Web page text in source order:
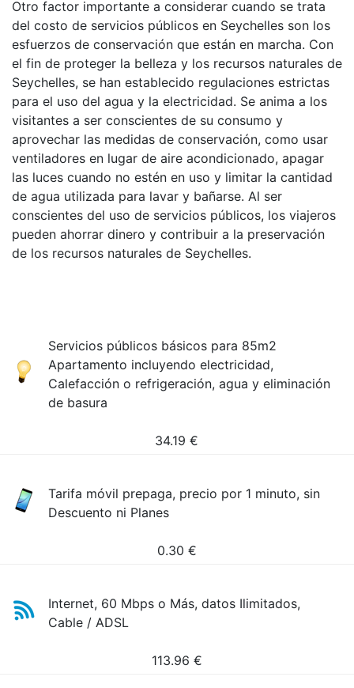
Otro factor importante a considerar cuando se trata
del costo de servicios públicos en Seychelles son los
esfuerzos de conservación que están en marcha. Con
el fin de proteger la belleza y los recursos naturales de
Seychelles, se han establecido regulaciones estrictas
para el uso del agua y la electricidad. Se anima a los
visitantes a ser conscientes de su consumo y
aprovechar las medidas de conservación, como usar
ventiladores en lugar de aire acondicionado, apagar
las luces cuando no estén en uso y limitar la cantidad
de agua utilizada para lavar y bañarse. Al ser
conscientes del uso de servicios públicos, los viajeros
pueden ahorrar dinero y contribuir a la preservación
de los recursos naturales de Seychelles.
Servicios públicos básicos para 85m2
Apartamento incluyendo electricidad,
Calefacción o refrigeración, agua y eliminación
de basura
34.19 €
Tarifa móvil prepaga, precio por 1 minuto, sin
Descuento ni Planes
0.30 €
Internet, 60 Mbps o Más, datos Ilimitados,
Cable / ADSL
113.96 €